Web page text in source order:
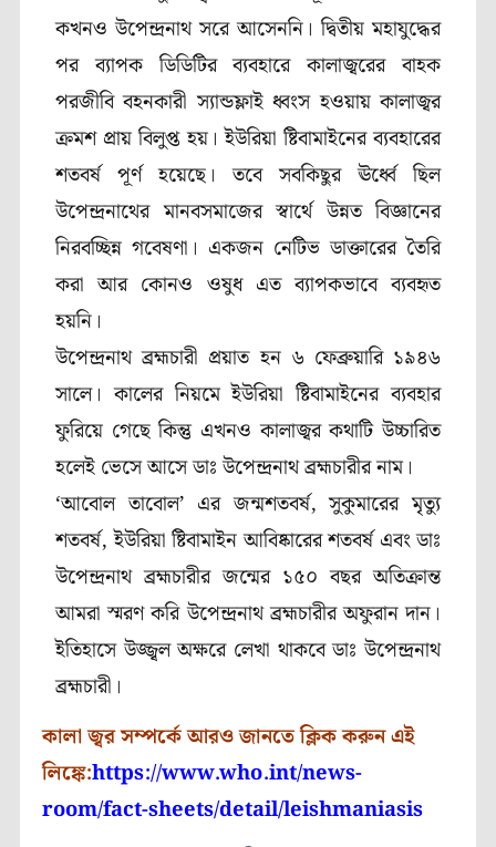
কখনও উপেন্দ্রনাথ সরে আসেননি। দ্বিতীয় মহাযুদ্ধের
পর ব্যাপক ডিডিটির ব্যবহারে কালাজ্বরের বাহক
পরজীবি বহনকারী স্যান্ডফ্লাই ধ্বংস হওয়ায় কালাজ্বর
ক্রমশ প্রায় বিলুপ্ত হয়। ইউরিয়া ষ্টিবামাইনের ব্যবহারের
শতবর্ষ পূর্ণ হয়েছে। তবে সবকিছুর ঊর্ধ্বে ছিল
উপেন্দ্রনাথের মানবসমাজের স্বার্থে উন্নত বিজ্ঞানের
নিরবচ্ছিন্ন গবেষণা। একজন নেটিভ ডাক্তারের তৈরি
করা আর কোনও ওষুধ এত ব্যাপকভাবে ব্যবহৃত
হয়নি।
উপেন্দ্রনাথ ব্রহ্মচারী প্রয়াত হন ৬ ফেব্রুয়ারি ১৯৪৬
সালে। কালের নিয়মে ইউরিয়া ষ্টিবামাইনের ব্যবহার
ফুরিয়ে গেছে কিন্তু এখনও কালাজ্বর কথাটি উচ্চারিত
হলেই ভেসে আসে ডাঃ উপেন্দ্রনাথ ব্রহ্মচারীর নাম।
‘আবোল তাবোল’ এর জন্মশতবর্ষ, সুকুমারের মৃত্যু
শতবর্ষ, ইউরিয়া ষ্টিবামাইন আবিষ্কারের শতবর্ষ এবং ডাঃ
উপেন্দ্রনাথ ব্রহ্মচারীর জন্মের ১৫০ বছর অতিক্রান্ত
আমরা স্মরণ করি উপেন্দ্রনাথ ব্রহ্মচারীর অফুরান দান।
ইতিহাসে উজ্জ্বল অক্ষরে লেখা থাকবে ডাঃ উপেন্দ্রনাথ
ব্রহ্মচারী।
কালা জ্বর সম্পর্কে আরও জানতে ক্লিক করুন এই
লিঙ্কে:https://www.who.int/news-
room/fact-sheets/detail/leishmaniasis